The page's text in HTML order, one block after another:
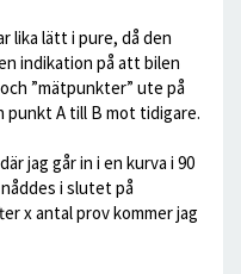
lika lätt i pure, då den
indikation på att bilen
”mätpunkter” ute på
punkt A till B mot tidigare.
jag går in i en kurva i 90
i slutet på
x antal prov kommer jag